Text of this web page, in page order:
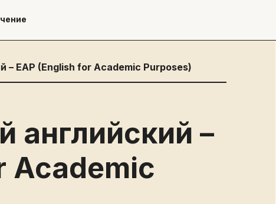
– EAP (English for Academic Purposes)
английский –
Academic